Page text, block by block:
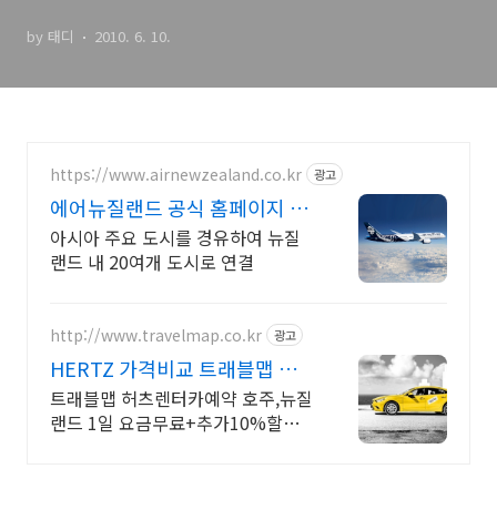
by 태디 2010. 6. 10.
https://www.airnewzealand.co.kr 광고
에어뉴질랜드 공식 홈페이지 항
공권 예약 및 여행 정보
아시아 주요 도시를 경유하여 뉴질
랜드 내 20여개 도시로 연결
http://www.travelmap.co.kr 광고
HERTZ 가격비교 트래블맵 허
츠렌터카 10% 추가 할인
트래블맵 허츠렌터카예약 호주,뉴질
랜드 1일 요금무료+추가10%할인